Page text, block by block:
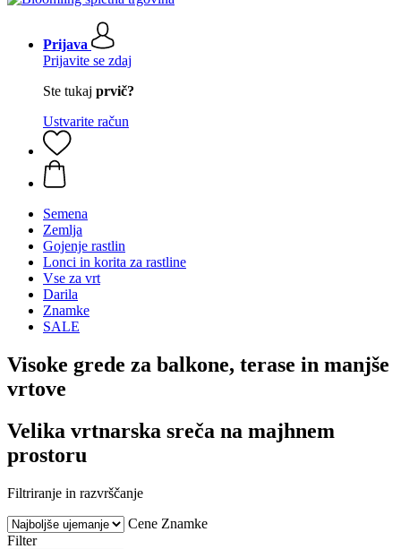
Prijava
Prijavite se zdaj
Ste tukaj prvič?
Ustvarite račun
Semena
Zemlja
Gojenje rastlin
Lonci in korita za rastline
Vse za vrt
Darila
Znamke
SALE
Visoke grede za balkone, terase in manjše
vrtove
Velika vrtnarska sreča na majhnem
prostoru
Filtriranje in razvrščanje
Cene Znamke
Filter